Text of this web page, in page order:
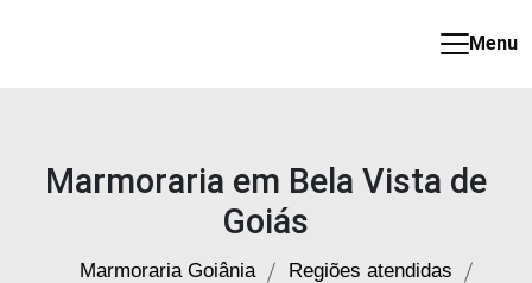
Menu
Marmoraria em Bela Vista de
Goiás
Marmoraria Goiânia
Regiões atendidas